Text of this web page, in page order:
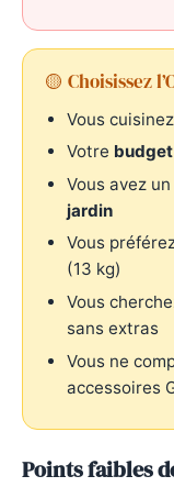
🟡 Choisissez
Vous
Votre
Vous avez un
jardin
Vous
(13 kg)
Vous
sans extras
Vous ne
accessoires
Points faibles